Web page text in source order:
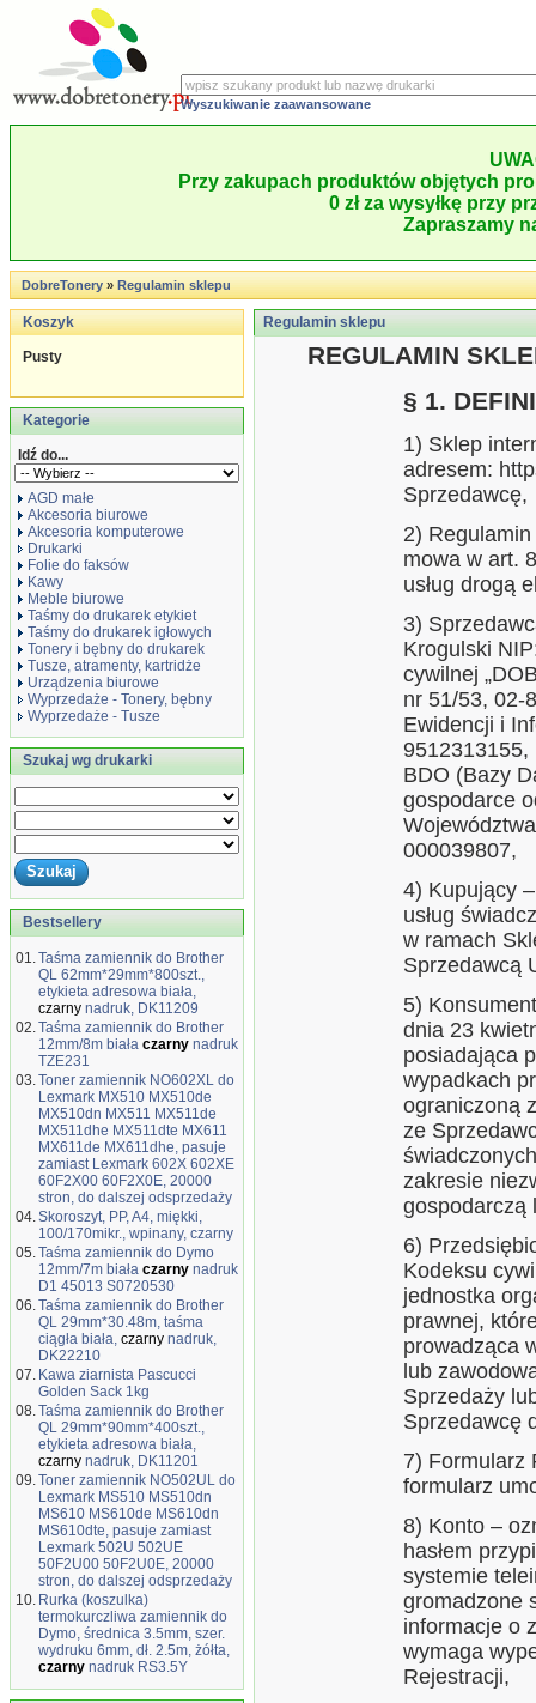
Wyszukiwanie zaawansowane
Przy zakupach produktów objętych
0 zł za wysyłkę przy
Zapraszamy
DobreTonery»Regulamin sklepu
Koszyk
Pusty
Kategorie
Idź do...
AGD małe
Akcesoria biurowe
Akcesoria komputerowe
Drukarki
Folie do faksów
Kawy
Meble biurowe
Taśmy do drukarek etykiet
Taśmy do drukarek igłowych
Tonery i bębny do drukarek
Tusze, atramenty, kartridże
Urządzenia biurowe
Wyprzedaże - Tonery, bębny
Wyprzedaże - Tusze
Szukaj wg drukarki
Bestsellery
01.Taśma zamiennik do Brother
QL 62mm*29mm*800szt.,
etykieta adresowa biała,
czarny nadruk, DK11209
02.Taśma zamiennik do Brother
12mm/8m biała czarny nadruk
TZE231
03.Toner zamiennik NO602XL do
Lexmark MX510 MX510de
MX510dn MX511 MX511de
MX511dhe MX511dte MX611
MX611de MX611dhe, pasuje
zamiast Lexmark 602X 602XE
60F2X00 60F2X0E, 20000
stron, do dalszej odsprzedaży
04.Skoroszyt, PP, A4, miękki,
100/170mikr., wpinany, czarny
05.Taśma zamiennik do Dymo
12mm/7m biała czarny nadruk
D1 45013 S0720530
06.Taśma zamiennik do Brother
QL 29mm*30.48m, taśma
ciągła biała, czarny nadruk,
DK22210
07. Kawa ziarnista Pascucci
Golden Sack 1kg
08.Taśma zamiennik do Brother
QL 29mm*90mm*400szt.,
etykieta adresowa biała,
czarny nadruk, DK11201
09.Toner zamiennik NO502UL do
Lexmark MS510 MS510dn
MS610 MS610de MS610dn
MS610dte, pasuje zamiast
Lexmark 502U 502UE
50F2U00 50F2U0E, 20000
stron, do dalszej odsprzedaży
10. Rurka (koszulka)
termokurczliwa zamiennik do
Dymo, średnica 3.5mm, szer.
wydruku 6mm, dł. 2.5m, żółta,
czarny nadruk RS3.5Y
Regulamin sklepu
REGULAMIN
§ 1.
1) Sklep
adresem:
Sprzedawcę,
2)
mowa w art.
usług drogą
3)
Krogulski
cywilnej
nr 51/53, 02-
Ewidencji i
9512313155,
BDO (Bazy
gospodarce
000039807,
4) Kupujący
usług
w ramach
Sprzedawcą
5)
dnia 23
posiadająca
wypadkach
ograniczoną
ze
zakresie
gospodarczą
6)
Kodeksu
jednostka
prawnej,
prowadząca
lub
Sprzedaży
Sprzedawcę
7) Formularz
formularz
8) Konto –
hasłem
systemie
gromadzone
informacje o
wymaga
Rejestracji,